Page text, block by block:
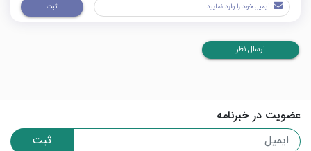
ثبت
ارسال نظر
عضویت در خبرنامه
ثبت